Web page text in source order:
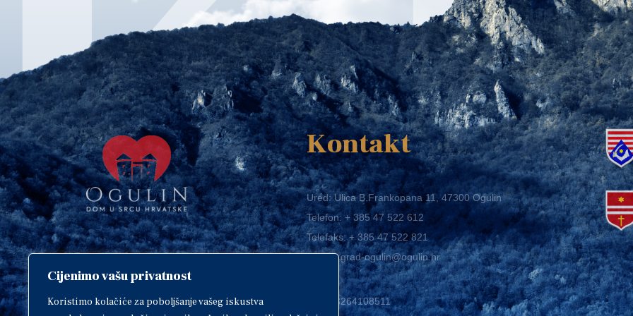
Cijenimo vašu privatnost
Koristimo kolačiće za poboljšanje vašeg iskustva
Copyright © 2018. Grad Ogulin,
sva prava pridržana.
Kontakt
Ured: Ulica B.Frankopana 11, 47300 Ogulin
Telefon:+ 385 47 522 612
Telefaks:+ 385 47 522 821
E-mail:grad-ogulin@ogulin.hr
OIB: 58264108511
IBAN: HR1424020061829700009